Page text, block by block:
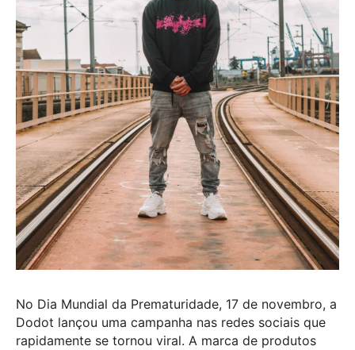
No Dia Mundial da Prematuridade, 17 de novembro, a
Dodot lançou uma campanha nas redes sociais que
rapidamente se tornou viral. A marca de produtos